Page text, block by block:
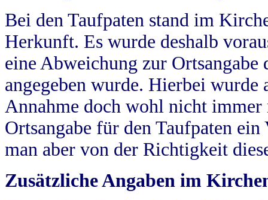
Bei den Taufpaten stand im
Herkunft. Es wurde deshalb
eine Abweichung zur
angegeben wurde. Hierbei wurde
Annahme doch wohl nicht
Ortsangabe für den Taufpaten
man aber von der Richtigkeit
Zusätzliche Angaben im